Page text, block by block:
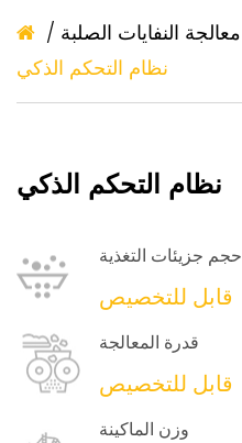
معالجة النفايات الصلبة /
نظام التحكم الذكي
نظام التحكم الذكي
حجم جزيئات التغذية
قابل للتخصيص
قدرة المعالجة
قابل للتخصيص
وزن الماكينة